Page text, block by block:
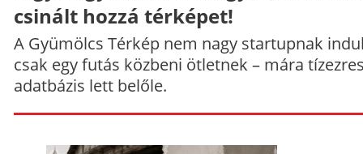
csinált hozzá térképet!
A Gyümölcs Térkép nem nagy startupnak
csak egy futás közbeni ötletnek – mára
adatbázis lett belőle.